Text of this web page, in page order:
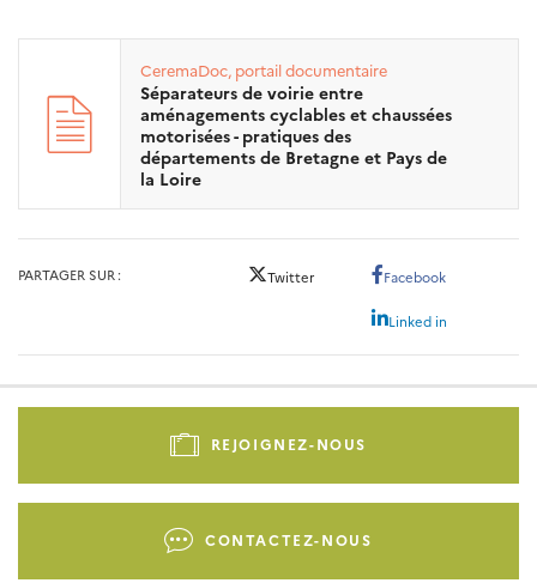
CeremaDoc, portail documentaire
Séparateurs de voirie entre
aménagements cyclables et chaussées
motorisées - pratiques des
départements de Bretagne et Pays de
la Loire
PARTAGER SUR Twitter Facebook
Linked in
Pied
-
REJOIGNEZ-NOUS
CONTACTEZ-NOUS